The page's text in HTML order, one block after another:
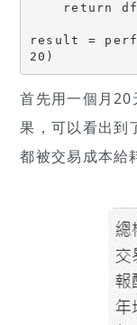
    return df
result =
20)
首先用一個月
果，可以看出到
都被交易成本給